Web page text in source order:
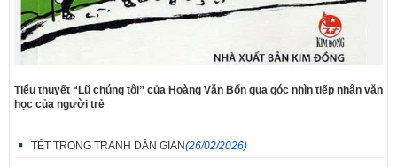
Tiểu thuyết “Lũ chúng tôi” của Hoàng Văn Bổn qua góc nhìn tiếp nhận văn
học của người trẻ
TẾT TRONG TRANH DÂN GIAN(26/02/2026)